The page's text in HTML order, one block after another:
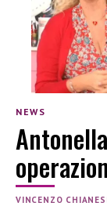
NEWS
VINCENZO